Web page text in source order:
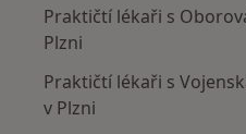
Praktičtí lékaři s
Plzni
Praktičtí lékaři s
v Plzni